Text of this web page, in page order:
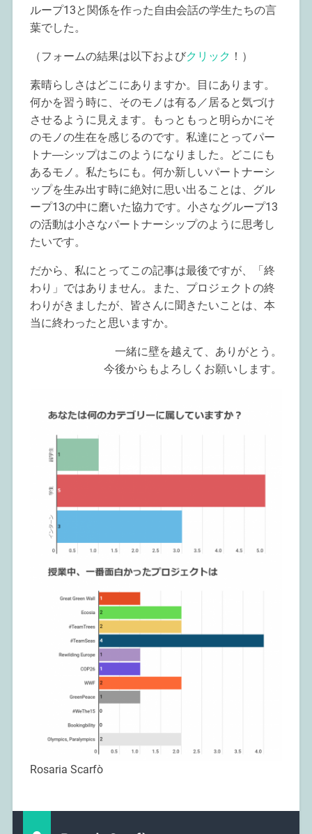
ループ13と関係を作った自由会話の学生たちの言
葉でした。
（フォームの結果は以下およびクリック ！）
素晴らしさはどこにありますか。目にあります。
何かを習う時に、そのモノは有る／居ると気づけ
させるように見えます。もっともっと明らかにそ
のモノの生在を感じるのです。私達にとってパー
トナ―シップはこのようになりました。どこにも
あるモノ。私たちにも。何か新しいパートナーシ
ップを生み出す時に絶対に思い出ることは、グル
ープ13の中に磨いた協力です。小さなグループ13
の活動は小さなパートナーシップのように思考し
たいです。
だから、私にとってこの記事は最後ですが、「終
わり」ではありません。また、プロジェクトの終
わりがきましたが、皆さんに聞きたいことは、本
当に終わったと思いますか。
一緒に壁を越えて、ありがとう。
今後からもよろしくお願いします。
Rosaria Scarfò